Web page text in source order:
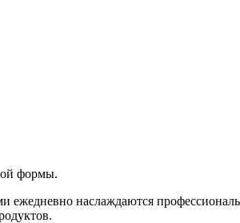
формы.
ежедневно наслаждаются